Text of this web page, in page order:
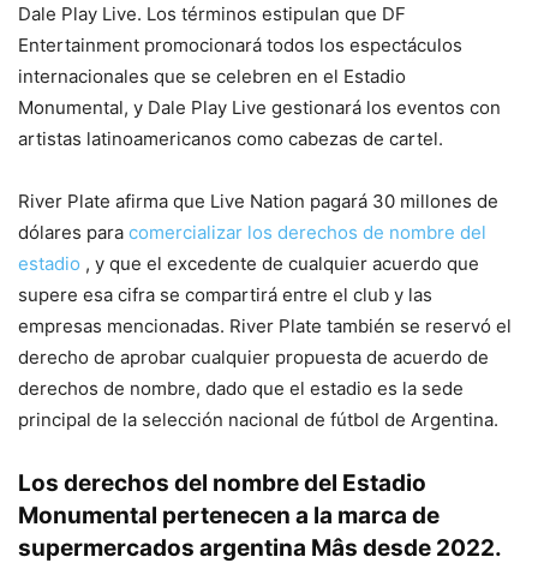
Dale Play Live. Los términos estipulan que DF
Entertainment promocionará todos los espectáculos
internacionales que se celebren en el Estadio
Monumental, y Dale Play Live gestionará los eventos con
artistas latinoamericanos como cabezas de cartel.
River Plate afirma que Live Nation pagará 30 millones de
dólares para comercializar los derechos de nombre del
estadio , y que el excedente de cualquier acuerdo que
supere esa cifra se compartirá entre el club y las
empresas mencionadas. River Plate también se reservó el
derecho de aprobar cualquier propuesta de acuerdo de
derechos de nombre, dado que el estadio es la sede
principal de la selección nacional de fútbol de Argentina.
Los derechos del nombre del Estadio
Monumental pertenecen a la marca de
supermercados argentina Mâs desde 2022.